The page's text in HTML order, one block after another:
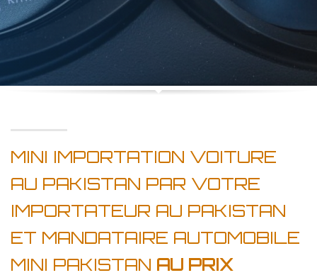
MINI IMPORTATION VOITURE
AU PAKISTAN PAR VOTRE
IMPORTATEUR AU PAKISTAN
ET MANDATAIRE AUTOMOBILE
MINI PAKISTAN AU PRIX